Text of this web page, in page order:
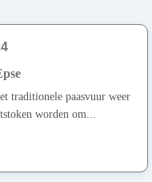
traditionele paasvuur weer
worden om...